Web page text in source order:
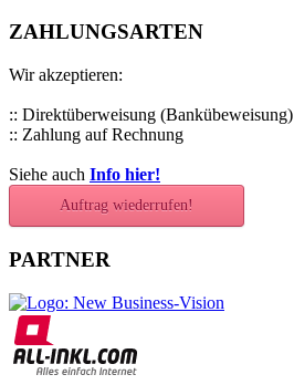
ZAHLUNGSARTEN
Wir akzeptieren:
:: Direktüberweisung (Bankübeweisung)
:: Zahlung auf Rechnung
Siehe auch Info hier!
Auftrag wiederrufen!
PARTNER